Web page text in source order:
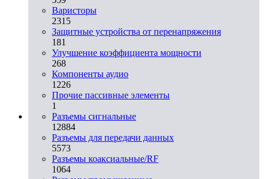
Варисторы
2315
Защитные устройства от перенапряжения
181
Улучшение коэффициента мощности
268
Компоненты аудио
1226
Прочие пассивные элементы
1
Разъeмы сигнальные
12884
Разъeмы для передачи данных
5573
Разъeмы коаксиальные/RF
1064